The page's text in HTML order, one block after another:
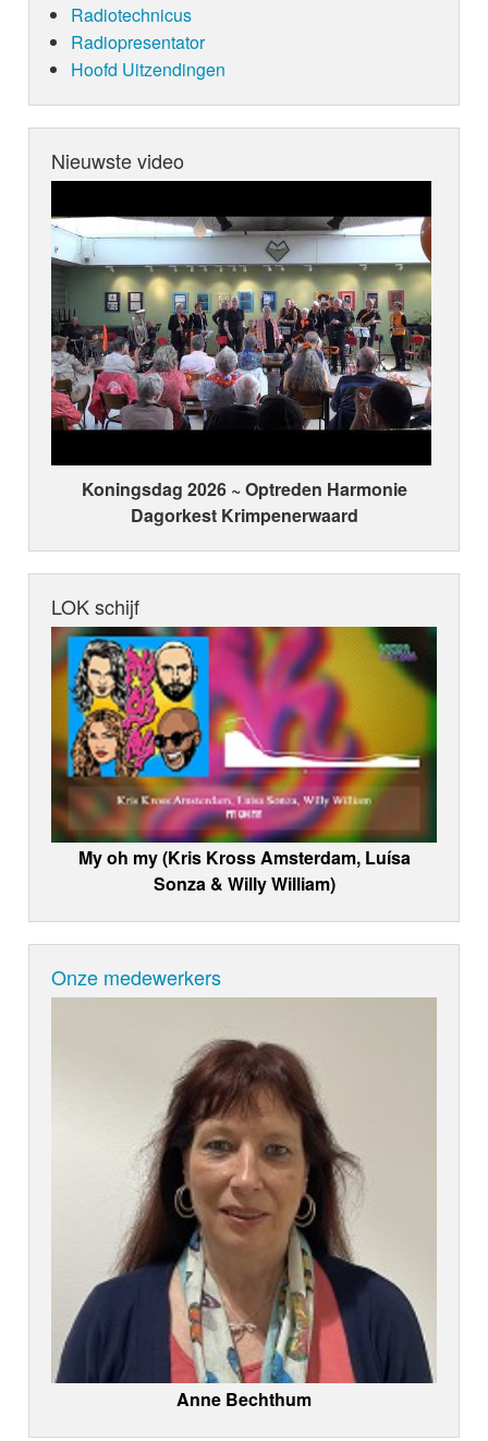
Radiotechnicus
Radiopresentator
Hoofd Uitzendingen
Nieuwste video
Koningsdag 2026 ~ Optreden Harmonie
Dagorkest Krimpenerwaard
LOK schijf
My oh my (Kris Kross Amsterdam, Luísa
Sonza & Willy William)
Onze medewerkers
Anne Bechthum